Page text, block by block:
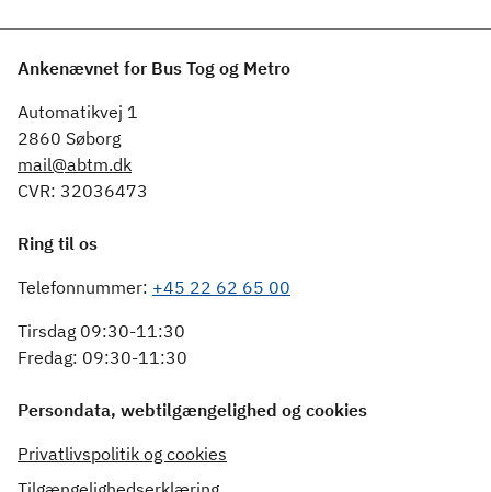
Ankenævnet for Bus Tog og Metro
Automatikvej 1
2860 Søborg
mail@abtm.dk
CVR: 32036473
Ring til os
Telefonnummer: +45 22 62 65 00
Tirsdag 09:30-11:30
Fredag: 09:30-11:30
Persondata, webtilgængelighed og cookies
Privatlivspolitik og cookies